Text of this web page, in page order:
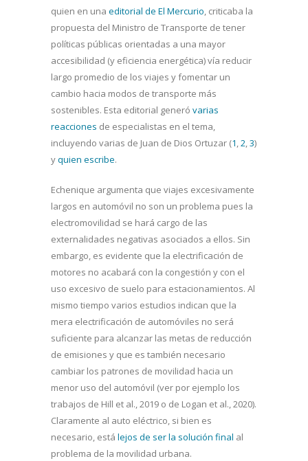
quien en una editorial de El Mercurio, criticaba la
propuesta del Ministro de Transporte de tener
políticas públicas orientadas a una mayor
accesibilidad (y eficiencia energética) vía reducir
largo promedio de los viajes y fomentar un
cambio hacia modos de transporte más
sostenibles. Esta editorial generó varias
reacciones de especialistas en el tema,
incluyendo varias de Juan de Dios Ortuzar (1,2,3)
yquien escribe.
Echenique argumenta que viajes excesivamente
largos en automóvil no son un problema pues la
electromovilidad se hará cargo de las
externalidades negativas asociados a ellos. Sin
embargo, es evidente que la electrificación de
motores no acabará con la congestión y con el
uso excesivo de suelo para estacionamientos. Al
mismo tiempo varios estudios indican que la
mera electrificación de automóviles no será
suficiente para alcanzar las metas de reducción
de emisiones y que es también necesario
cambiar los patrones de movilidad hacia un
menor uso del automóvil (ver por ejemplo los
trabajos de Hill et al., 2019 o de Logan et al., 2020).
Claramente al auto eléctrico, si bien es
necesario, está lejos de ser la solución final al
problema de la movilidad urbana.